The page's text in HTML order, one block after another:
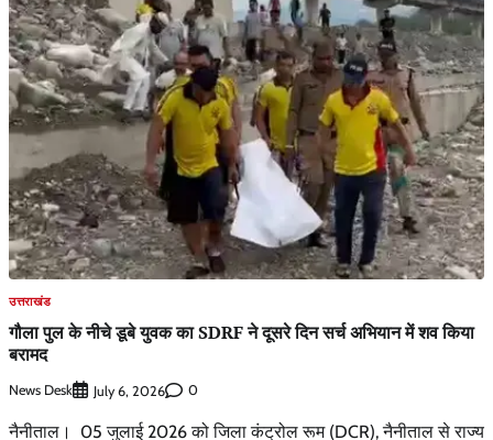
उत्तराखंड
गौला पुल के नीचे डूबे युवक का SDRF ने दूसरे दिन सर्च अभियान में शव किया
बरामद
News Desk July 6, 2026 0
नैनीताल। 05 जुलाई 2026 को जिला कंट्रोल रूम (DCR), नैनीताल से राज्य